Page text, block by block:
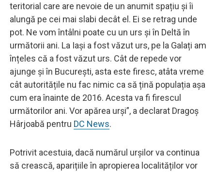
teritorial care are nevoie de un anumit spațiu și îi
alungă pe cei mai slabi decât el. Ei se retrag unde
pot. Ne vom întâlni poate cu un urs și în Deltă în
următorii ani. La Iași a fost văzut urs, pe la Galați am
înțeles că a fost văzut urs. Cât de repede vor
ajunge și în București, asta este firesc, atâta vreme
cât autoritățile nu fac nimic ca să țină populația așa
cum era înainte de 2016. Acesta va fi firescul
următorilor ani. Vor apărea urși”, a declarat Dragoș
Hârjoabă pentru DC News.
Potrivit acestuia, dacă numărul urșilor va continua
să crească, aparițiile în apropierea localităților vor